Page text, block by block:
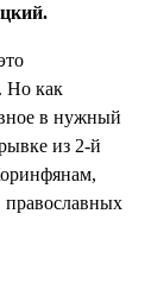
Но как
в нужный
из 2-й
православных